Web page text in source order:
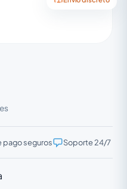
Envío discreto
pago seguros Soporte 24/7